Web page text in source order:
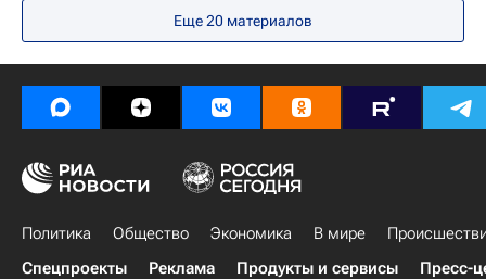
Еще20 материалов
Политика Общество Экономика В мире
Спецпроекты
Реклама Продукты и сервисы Пресс-